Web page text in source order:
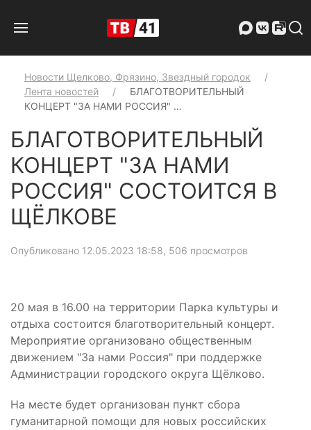
Новости Щелково, Фрязино, Звездный городок
Лента новостей
БЛАГОТВОРИТЕЛЬНЫЙ
КОНЦЕРТ "ЗА НАМИ РОССИЯ" …
БЛАГОТВОРИТЕЛЬНЫЙ
КОНЦЕРТ "ЗА НАМИ
РОССИЯ" СОСТОИТСЯ В
ЩЁЛКОВЕ
Опубликовано 12.05.2023 18:58, 506 просмотров
20 мая в 16.00 на территории Парка культуры и
отдыха состоится благотворительный концерт.
Мероприятие организовано общественным
движением "За нами Россия" при поддержке
Администрации городского округа Щёлково.
На месте будет организован пункт сбора
гуманитарной помощи для новых российских